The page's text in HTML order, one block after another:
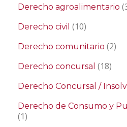
Derecho agroalimentario
Derecho civil (10)
Derecho comunitario (2)
Derecho concursal (18)
Derecho Concursal /
Derecho de Consumo y
(1)